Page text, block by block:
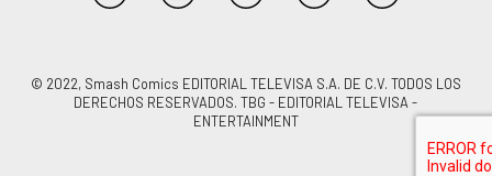
© 2022, Smash Comics EDITORIAL TELEVISA S.A. DE C.V. TODOS LOS
DERECHOS RESERVADOS. TBG - EDITORIAL TELEVISA -
ENTERTAINMENT